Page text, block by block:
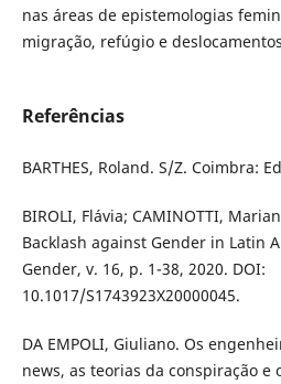
nas áreas de epistemologias
migração, refúgio e
Referências
BARTHES, Roland. S/Z. Coimbra:
BIROLI, Flávia; CAMINOTTI,
Backlash against Gender in Latin
Gender, v. 16, p. 1-38, 2020. DOI:
10.1017/S1743923X20000045.
DA EMPOLI, Giuliano. Os
news, as teorias da conspiração e